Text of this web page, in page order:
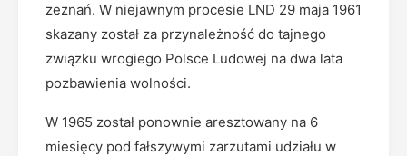
zeznań. W niejawnym procesie LND 29 maja 1961
skazany został za przynależność do tajnego
związku wrogiego Polsce Ludowej na dwa lata
pozbawienia wolności.
W 1965 został ponownie aresztowany na 6
miesięcy pod fałszywymi zarzutami udziału w